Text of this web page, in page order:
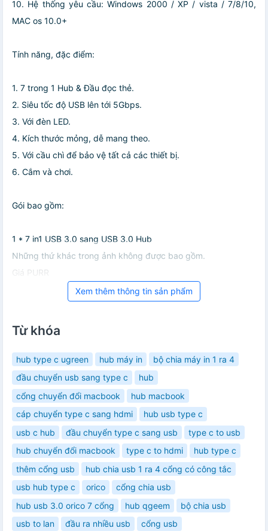
10. Hệ thống yêu cầu: Windows 2000 / XP / vista / 7/8/10,
MAC os 10.0+
Tính năng, đặc điểm:
1. 7 trong 1 Hub & Đầu đọc thẻ.
2. Siêu tốc độ USB lên tới 5Gbps.
3. Với đèn LED.
4. Kích thước mỏng, dễ mang theo.
5. Với cầu chì để bảo vệ tất cả các thiết bị.
6. Cắm và chơi.
Gói bao gồm:
1 * 7 in1 USB 3.0 sang USB 3.0 Hub
Những thứ khác trong ảnh không được bao gồm.
Giá PURR
Xem thêm thông tin sản phẩm
Từ khóa
hub type c ugreen hub máy in
bộ chia máy in 1 ra 4
đầu chuyển usb sang type c
hub
cổng chuyển đổi macbook
hub macbook
cáp chuyển type c sang hdmi
hub usb type c
usb c hub
đầu chuyển type c sang usb
type c to usb
hub chuyển đổi macbook
type c to hdmi
hub type c
thêm cổng usb
hub chia usb 1 ra 4 cổng có công tắc
usb hub type c
orico
cổng chia usb
hub usb 3.0 orico 7 cổng
hub qgeem
bộ chia usb
usb to lan
đầu ra nhiều usb
cổng usb